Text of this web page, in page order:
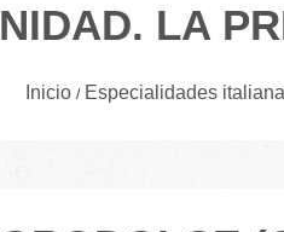
LA
Inicio Especialidades